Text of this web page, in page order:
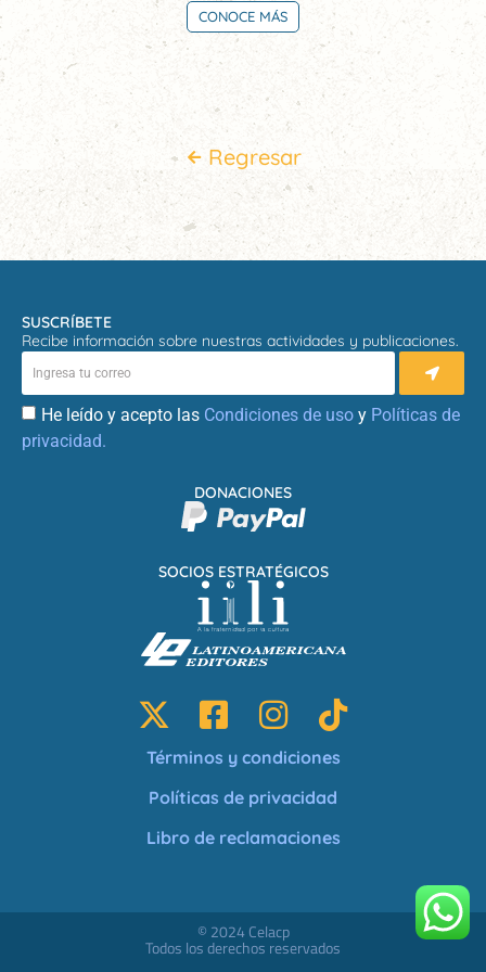
CONOCE MÁS
Regresar
SUSCRÍBETE
Recibe información sobre nuestras actividades y publicaciones.
He leído y acepto las Condiciones de uso y Políticas de
privacidad.
SOCIOS ESTRATÉGICOS
DONACIONES
Términos y condiciones
Políticas de privacidad
Libro de reclamaciones
© 2024 Celacp
Todos los derechos reservados